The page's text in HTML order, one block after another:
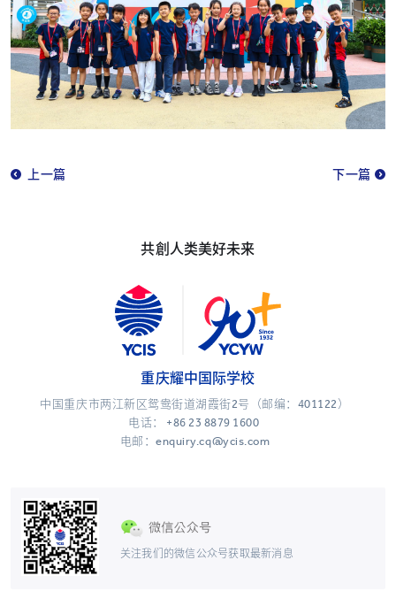
上一篇 下一篇
共創人类美好未来
关注我们的微信公众号获取最新消息
重庆耀中国际学校
中国重庆市两江新区鸳鸯街道湖霞街2号（邮编：401122）
电话： +86 23 8879 1600
电邮：enquiry.cq@ycis.com